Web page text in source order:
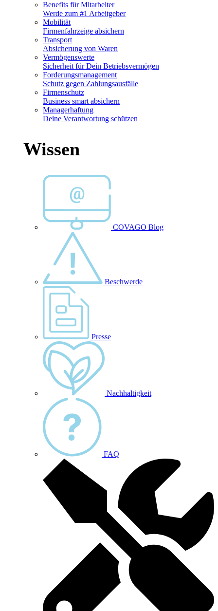
Benefits für Mitarbeiter
Werde zum #1 Arbeitgeber
Mobilität
Firmenfahrzeige absichern
Transport
Absicherung von Waren
Vermögenswerte
Sicherheit für Dein Betriebsvermögen
Forderungsmanagement
Schutz gegen Zahlungsausfälle
Firmenschutz
Business smart absichern
Managerhaftung
Deine Verantwortung schützen
Wissen
COVAGO Blog
Beschwerde
Presse
Nachhaltigkeit
FAQ